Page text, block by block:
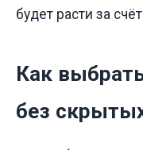
будет расти за
Как
без